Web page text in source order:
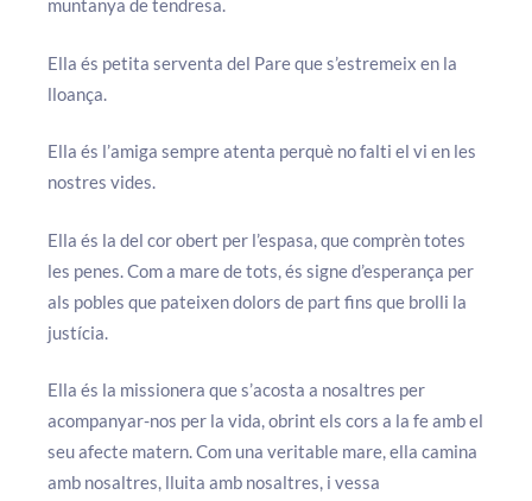
muntanya de tendresa.
Ella és petita serventa del Pare que s’estremeix en la
lloança.
Ella és l’amiga sempre atenta perquè no falti el vi en les
nostres vides.
Ella és la del cor obert per l’espasa, que comprèn totes
les penes. Com a mare de tots, és signe d’esperança per
als pobles que pateixen dolors de part fins que brolli la
justícia.
Ella és la missionera que s’acosta a nosaltres per
acompanyar-nos per la vida, obrint els cors a la fe amb el
seu afecte matern. Com una veritable mare, ella camina
amb nosaltres, lluita amb nosaltres, i vessa